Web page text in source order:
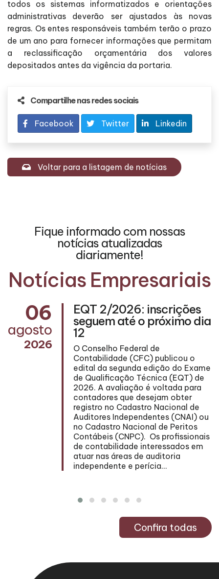
todos os sistemas informatizados e orientações
administrativas deverão ser ajustados às novas
regras. Os entes responsáveis também terão o prazo
de um ano para fornecer informações que permitam
a reclassificação orçamentária dos valores
depositados antes da vigência da portaria.
Compartilhe nas redes sociais
Facebook Twitter Linkedin
Voltar para a listagem de notícias
Fique informado com nossas
notícias atualizadas
diariamente!
Notícias Empresariais
06
agosto
2026
EQT 2/2026: inscrições
seguem até o próximo dia
12
O Conselho Federal de
Contabilidade (CFC) publicou o
edital da segunda edição do Exame
de Qualificação Técnica (EQT) de
2026. A avaliação é voltada para
contadores que desejam obter
registro no Cadastro Nacional de
Auditores Independentes (CNAI) ou
no Cadastro Nacional de Peritos
Contábeis (CNPC). Os profissionais
de contabilidade interessados em
atuar nas áreas de auditoria
independente e perícia...
Confira todas